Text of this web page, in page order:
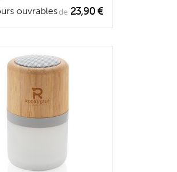
ouvrablesde 23,90 €